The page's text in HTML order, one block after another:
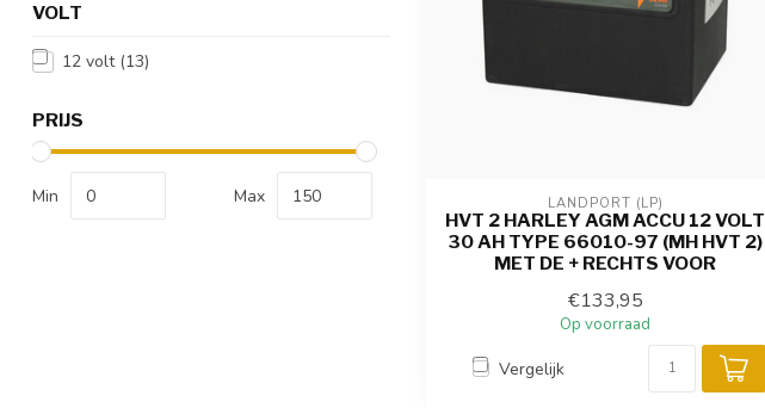
VOLT
12 volt (13)
PRIJS
Min Max LANDPORT (LP)
HVT 2 HARLEY AGM ACCU 12 VOLT
30 AH TYPE 66010-97 (MH HVT 2)
MET DE + RECHTS VOOR
€133,95
Op voorraad
Vergelijk